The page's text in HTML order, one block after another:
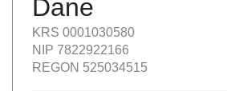
Dane
KRS 0001030580
NIP 7822922166
REGON 525034515